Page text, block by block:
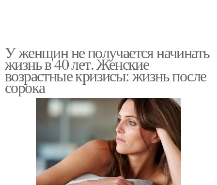
У женщин не получается начинать
жизнь в 40 лет. Женские
возрастные кризисы: жизнь после
сорока